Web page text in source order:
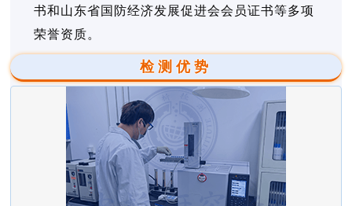
书和山东省国防经济发展促进会会员证书等多项
荣誉资质。
检测优势